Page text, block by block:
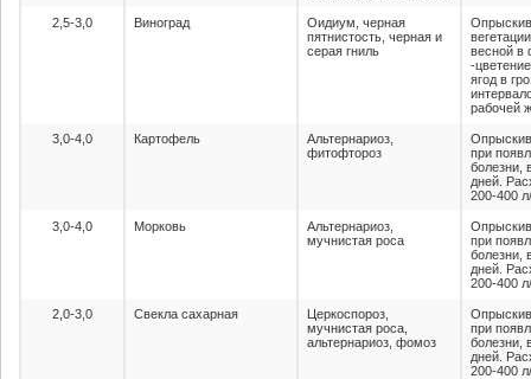
2,5-3,0 Виноград
Оидиум, черная
пятнистость, черная и
серая гниль
весной в
-
ягод в
рабочей
3,0-4,0 Картофель
Альтернариоз,
фитофтороз
при
болезни,
дней.
200-400
3,0-4,0 Морковь
Альтернариоз,
мучнистая роса
при
болезни,
дней.
200-400
2,0-3,0 Свекла сахарная
Церкоспороз,
мучнистая роса,
альтернариоз, фомоз
при
болезни,
дней.
200-400